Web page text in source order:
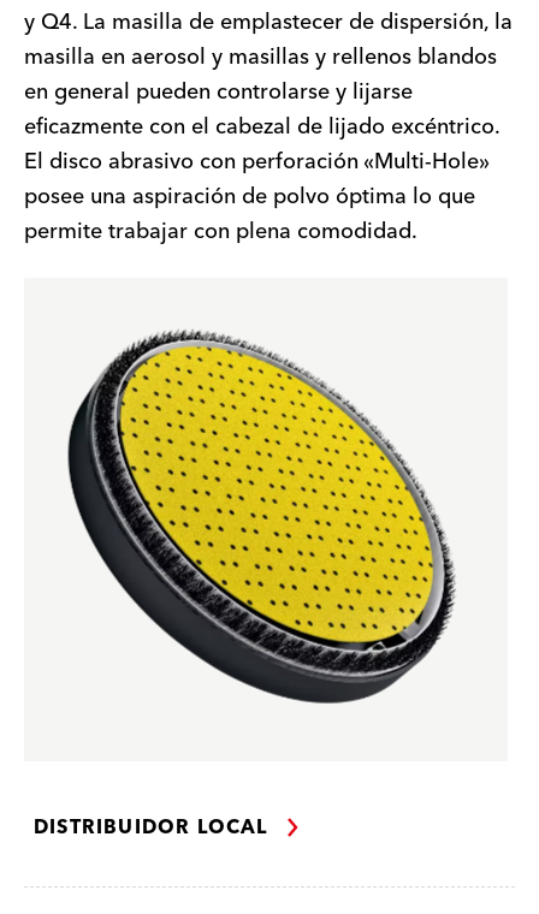
y Q4. La masilla de emplastecer de dispersión, la
masilla en aerosol y masillas y rellenos blandos
en general pueden controlarse y lijarse
eficazmente con el cabezal de lijado excéntrico.
El disco abrasivo con perforación «Multi-Hole»
posee una aspiración de polvo óptima lo que
permite trabajar con plena comodidad.
DISTRIBUIDOR LOCAL